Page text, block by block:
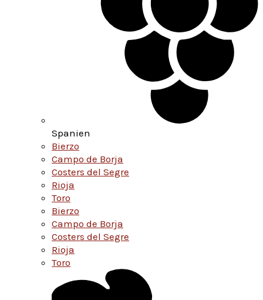
Spanien
Bierzo
Campo de Borja
Costers del Segre
Rioja
Toro
Bierzo
Campo de Borja
Costers del Segre
Rioja
Toro